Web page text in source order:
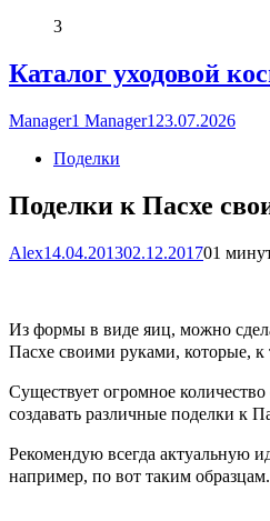
3
Каталог уходовой
Manager1 Manager1 23.07.2026
Поделки
Поделки к Пасхе
Alex14.04.201302.12.201701
Из формы в виде яиц, можно
Пасхе своими руками, которые,
Существует огромное
создавать различные поделки к
Рекомендую всегда актуальную
например, по вот таким образцам.